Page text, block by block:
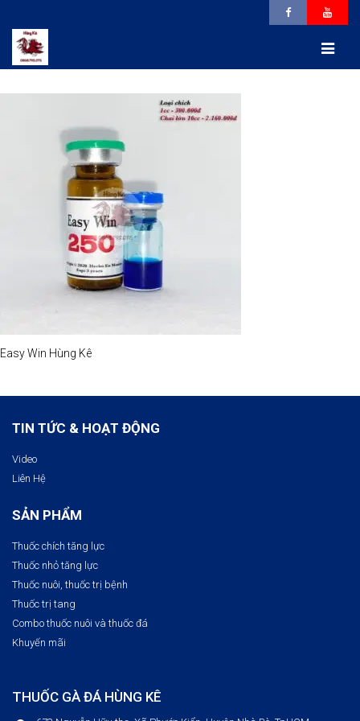
Easy Win Hùng Kê
TIN TỨC & HOẠT ĐỘNG
Video
Liên Hệ
SẢN PHẨM
Thuốc chích tăng lực
Thuốc nhỏ tăng lực
Thuốc nuôi, thuốc trị bệnh​
Thuốc trị tang
Combo thuốc nuôi và thuốc đá
Khuyến mãi
THUỐC GÀ ĐÁ HÙNG KÊ